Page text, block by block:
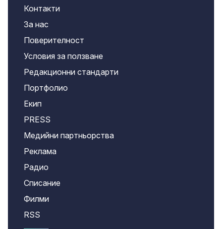
Контакти
За нас
Поверителност
Условия за ползване
Редакционни стандарти
Портфолио
Екип
PRESS
Медийни партньорства
Реклама
Радио
Списание
Филми
RSS